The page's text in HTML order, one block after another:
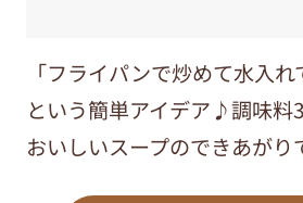
「フライパンで炒めて水入れ
という簡単アイデア♪調味料
おいしいスープのできあがり